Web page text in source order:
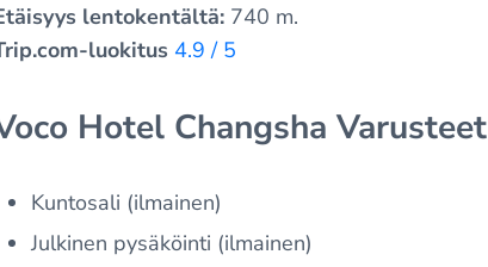
lentokentältä: 740 m.
luokitus 4.9 / 5
Hotel Changsha Varusteet
Kuntosali (ilmainen)
Julkinen pysäköinti (ilmainen)